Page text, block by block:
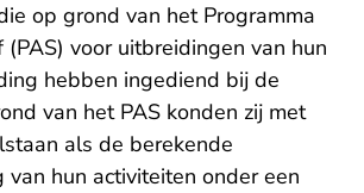
op grond van het Programma
voor uitbreidingen van hun
hebben ingediend bij de
van het PAS konden zij met
als de berekende
hun activiteiten onder een